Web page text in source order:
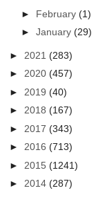
► February(1)
►January(29)
► 2021(283)
►2020(457)
► 2019(40)
►2018(167)
► 2017(343)
►2016(713)
► 2015(1241)
►2014(287)